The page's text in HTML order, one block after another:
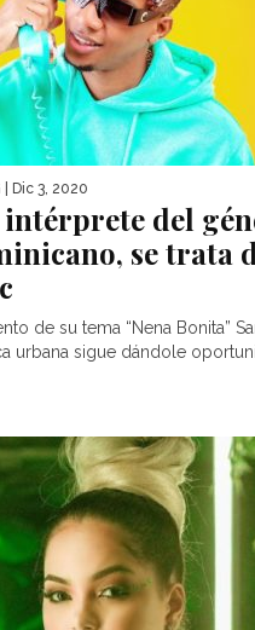
| Dic 3, 2020
intérprete del
se trata
de su tema “Nena Bonita”
urbana sigue dándole